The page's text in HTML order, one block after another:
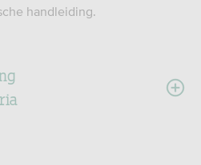
handleiding.